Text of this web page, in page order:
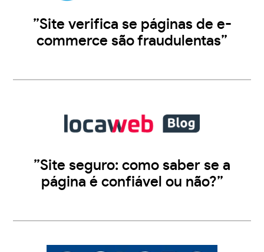
”Site verifica se páginas de e-
commerce são fraudulentas”
”Site seguro: como saber se a
página é confiável ou não?”